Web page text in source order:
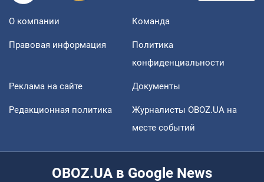
О компании Команда
Правовая информация
Политика
конфиденциальности
Реклама на сайте Документы
Редакционная политика
Журналисты OBOZ.UA на
месте событий
OBOZ.UA в Google News